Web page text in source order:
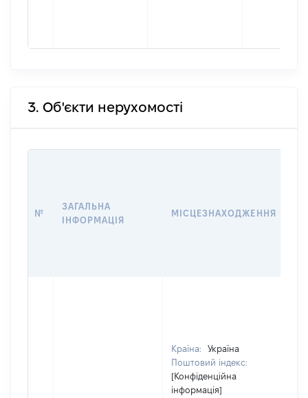
3. Об'єкти нерухомості
№
ЗАГАЛЬНА
ІНФОРМАЦІЯ
МІСЦЕЗНАХОДЖЕННЯ
Країна:
Україна
Поштовий індекс:
[Конфіденційна
інформація]